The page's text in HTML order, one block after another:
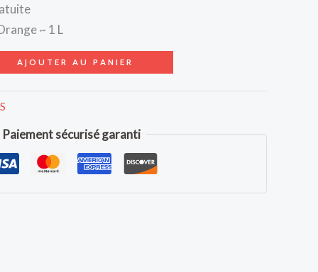
~ 1 L
AJOUTER AU PANIER
Paiement sécurisé garanti